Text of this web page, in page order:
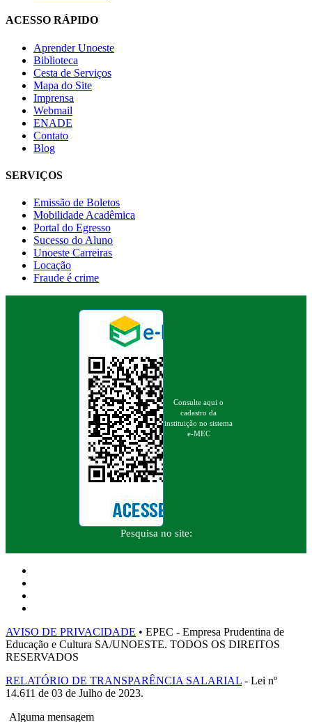
ACESSO RÁPIDO
Aprender Unoeste
Biblioteca
Cesta de Serviços
Mapa do Site
Imprensa
Webmail
ENADE
Contato
Blog
SERVIÇOS
Emissão de Boletos
Mobilidade Acadêmica
Portal do Egresso
Sucesso do Aluno
Unoeste Carreiras
Locação
Fraude é crime
Consulte aqui o
cadastro da
instituição no sistema
e-MEC
Pesquisa no site:
AVISO DE PRIVACIDADE • EPEC - Empresa Prudentina de
Educação e Cultura SA/UNOESTE. TODOS OS DIREITOS
RESERVADOS
RELATÓRIO DE TRANSPARÊNCIA SALARIAL - Lei nº
14.611 de 03 de Julho de 2023.
Alguma mensagem